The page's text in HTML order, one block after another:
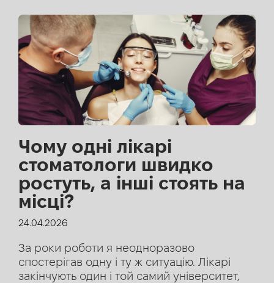
Чому одні лікарі
стоматологи швидко
ростуть, а інші стоять на
місці?
24.04.2026
За роки роботи я неодноразово
спостерігав одну і ту ж ситуацію. Лікарі
закінчують один і той самий університет,